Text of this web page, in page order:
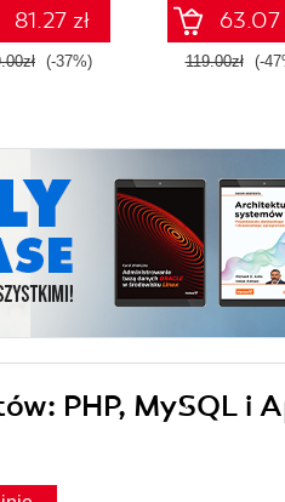
81.27 zł
(-37%)
63.07
119.00zł (-
PHP, MySQL i